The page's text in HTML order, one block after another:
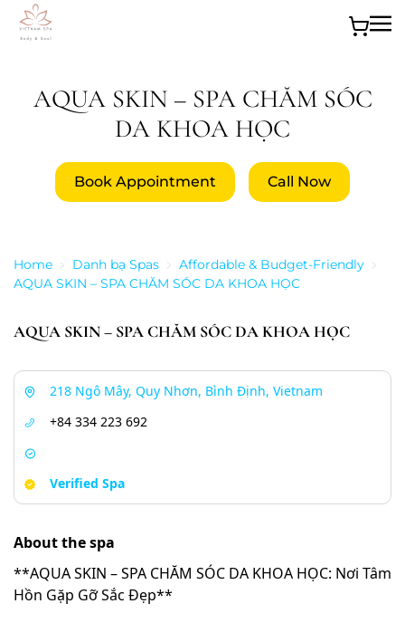
AQUA SKIN – SPA CHĂM SÓC
DA KHOA HỌC
Book Appointment Call Now
Home Danh bạ Spas
Affordable & Budget-Friendly
AQUA SKIN – SPA CHĂM SÓC DA KHOA HỌC
AQUA SKIN – SPA CHĂM SÓC DA KHOA HỌC
218 Ngô Mây, Quy Nhơn, Bình Định, Vietnam
+84 334 223 692
Verified Spa
About the spa
**AQUA SKIN – SPA CHĂM SÓC DA KHOA HỌC: Nơi Tâm
Hồn Gặp Gỡ Sắc Đẹp**